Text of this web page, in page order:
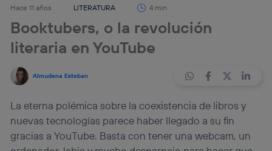
Hace 11 años LITERATURA 4 min
Booktubers, o la revolución
literaria en YouTube
Almudena Esteban
La eterna polémica sobre la coexistencia de libros y
nuevas tecnologías parece haber llegado a su fin
gracias a YouTube. Basta con tener una webcam, un